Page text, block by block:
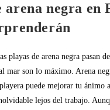
arena negra en
playas de arena negra pasan
mar son lo máximo. Arena
puede mejorar tu ánimo
lejos del trabajo.